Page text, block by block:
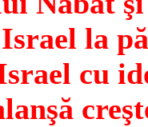
Israel la
cu